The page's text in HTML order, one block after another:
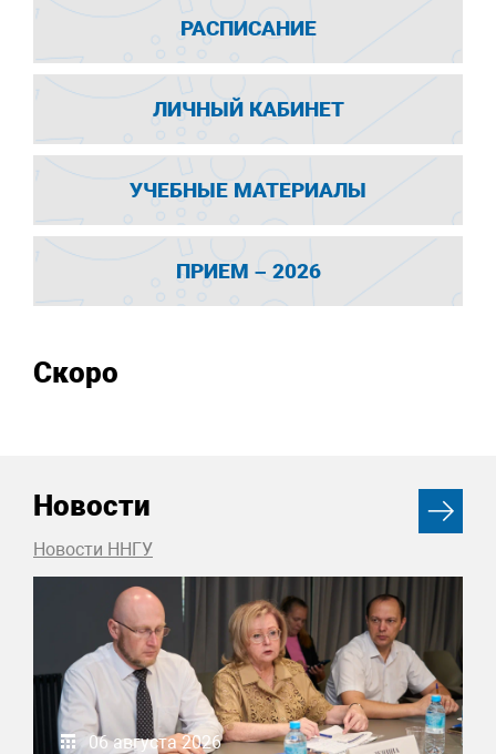
РАСПИСАНИЕ
ЛИЧНЫЙ КАБИНЕТ
УЧЕБНЫЕ МАТЕРИАЛЫ
ПРИЕМ – 2026
Скоро
Новости
Новости ННГУ
06 августа 2026